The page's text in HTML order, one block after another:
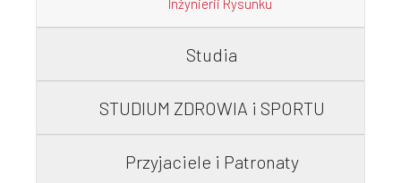
Inżynierii Rysunku
Studia
STUDIUM ZDROWIA i SPORTU
Przyjaciele i Patronaty